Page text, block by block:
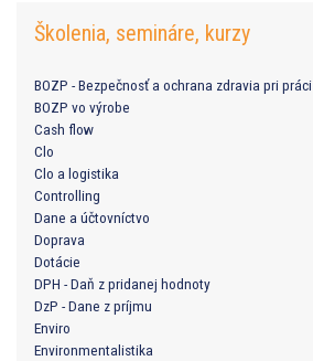
Školenia, semináre, kurzy
BOZP - Bezpečnosť a ochrana zdravia pri práci
BOZP vo výrobe
Cash flow
Clo
Clo a logistika
Controlling
Dane a účtovníctvo
Doprava
Dotácie
DPH - Daň z pridanej hodnoty
DzP - Dane z príjmu
Enviro
Environmentalistika